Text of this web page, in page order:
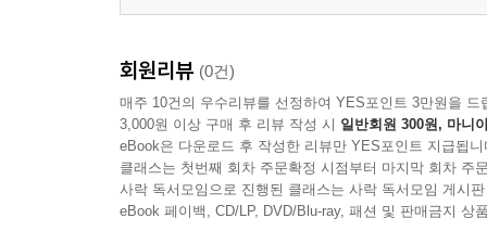
<21장> 가까운 사람에게 보이는 모습이 진짜 신앙
<22장> 말의 습관이 신앙의 깊이를 보여준다
<23장> 용서는 약한 사람이 아니라 믿음 있는 사람
<24장> 상처를 주지 않는 것도 사랑이다
<25장> 교회 안의 갈등을 믿음으로 다루는 법
<26장> 섬김은 드러나는 일이 아니라 낮아지는 일
회원리뷰 (0건)
매주 10건의 우수리뷰를 선정하여 YES포인트 3만원을 드
3,000원 이상 구매 후 리뷰 작성 시 일반회원 300원, 마니
eBook은 다운로드 후 작성한 리뷰만 YES포인트 지급됩니
클래스는 첫번째 회차 주문확정 시점부터 마지막 회차 주
사락 독서모임으로 진행된 클래스는 사락 독서모임 게시
eBook 페이백, CD/LP, DVD/Blu-ray, 패션 및 판매금지 상